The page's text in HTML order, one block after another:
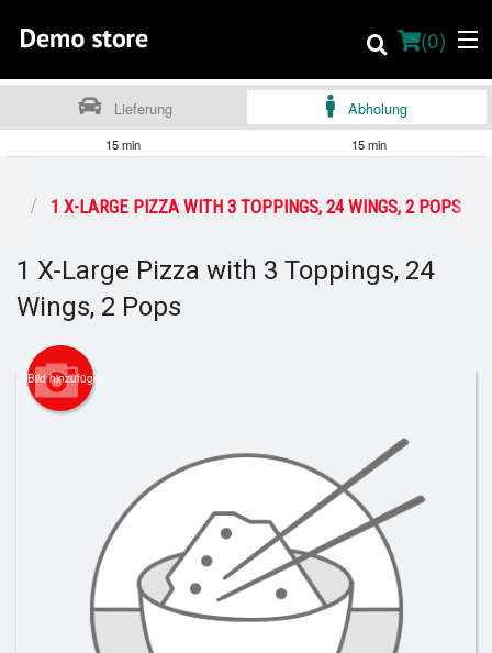
(0)
About
Vor-Ort-Speisekarte
Deutsch
Warenkorb (0)
Suchen
Lieferung Abholung
15 min 15 min
1 X-LARGE PIZZA WITH 3 TOPPINGS, 24 WINGS, 2 POPS
1 X-Large Pizza with 3 Toppings, 24
Wings, 2 Pops
Bild hinzufügen